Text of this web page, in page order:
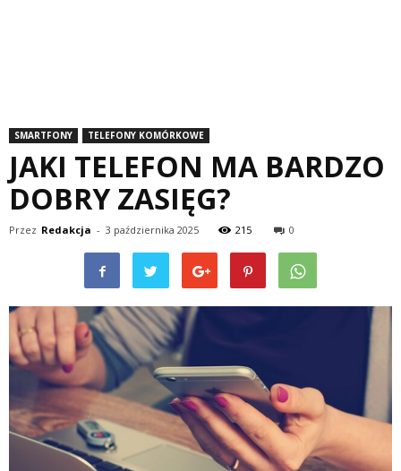
SMARTFONY TELEFONY KOMÓRKOWE
JAKI TELEFON MA BARDZO
DOBRY ZASIĘG?
Przez Redakcja - 3 października 2025 215 0